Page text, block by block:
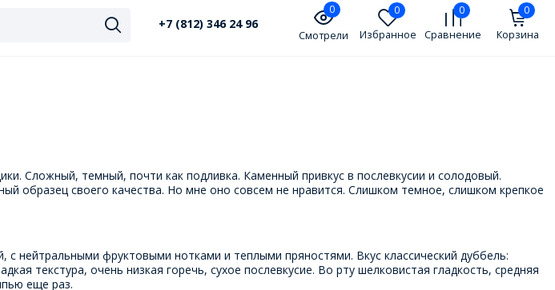
+7 (812) 346 24 96
0
Смотрели
0
Избранное
0
Сравнение
0
Корзина
Сложный, темный, почти как подливка. Каменный привкус в послевкусии и солодовый.
образец своего качества. Но мне оно совсем не нравится. Слишком темное, слишком крепкое
нейтральными фруктовыми нотками и теплыми пряностями. Вкус классический дуббель:
текстура, очень низкая горечь, сухое послевкусие. Во рту шелковистая гладкость, средняя
еще раз.